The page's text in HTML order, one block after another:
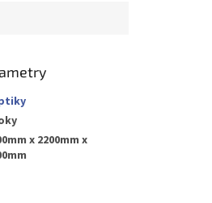
x 2200mm x